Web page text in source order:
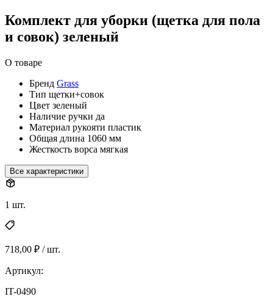
Комплект для уборки (щетка для пола
и совок) зеленый
О товаре
Бренд Grass
Тип щетки+совок
Цвет зеленый
Наличие ручки да
Материал рукояти пластик
Общая длина 1060 мм
Жесткость ворса мягкая
Все характеристики
1 шт.
718,00 ₽ / шт.
Артикул:
IT-0490